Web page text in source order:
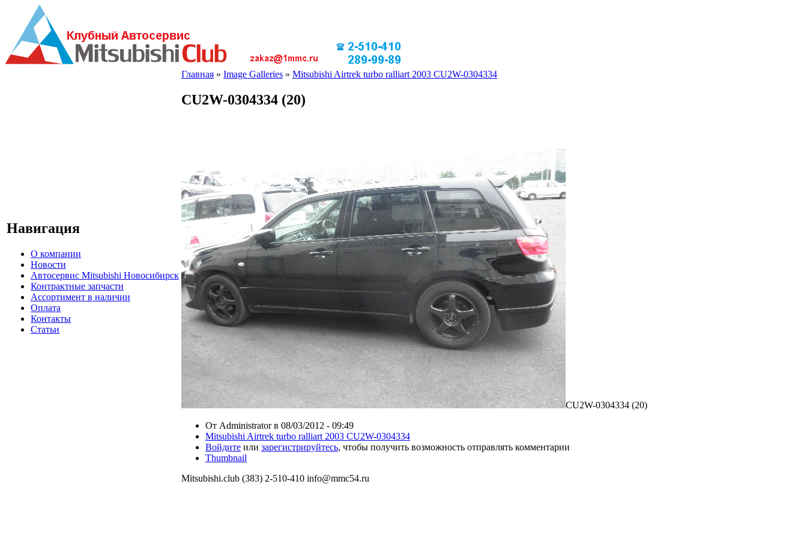
Навигация
О компании
Новости
Автосервис Mitsubishi Новосибирск
Контрактные запчасти
Ассортимент в наличии
Оплата
Контакты
Статьи
Главная » Image Galleries » Mitsubishi Airtrek turbo ralliart 2003 CU2W-0304334
CU2W-0304334 (20)
CU2W-0304334 (20)
От Administrator в 08/03/2012 - 09:49
Mitsubishi Airtrek turbo ralliart 2003 CU2W-0304334
Войдите или зарегистрируйтесь, чтобы получить возможность отправлять комментарии
Thumbnail
Mitsubishi.club (383) 2-510-410 info@mmc54.ru